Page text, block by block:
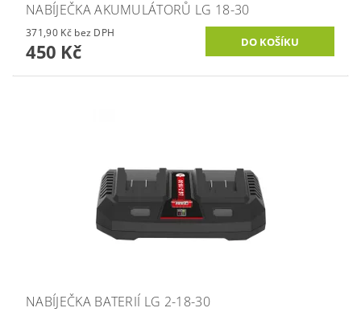
NABÍJEČKA AKUMULÁTORŮ LG 18-30
371,90 Kč bez DPH
450 Kč
NABÍJEČKA BATERIÍ LG 2-18-30